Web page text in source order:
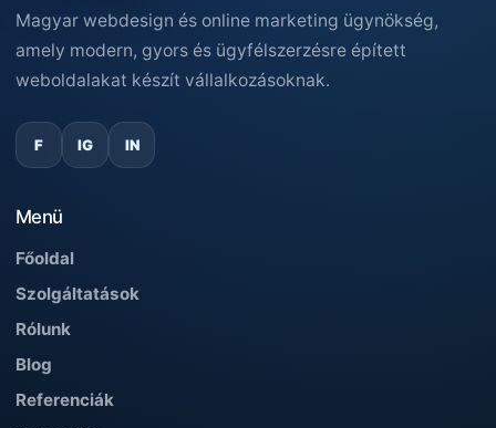
Magyar webdesign és online marketing ügynökség,
amely modern, gyors és ügyfélszerzésre épített
weboldalakat készít vállalkozásoknak.
F IG IN
Menü
Főoldal
Szolgáltatások
Rólunk
Blog
Referenciák